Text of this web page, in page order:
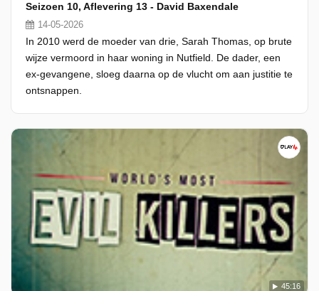
Seizoen 10, Aflevering 13 - David Baxendale
14-05-2026
In 2010 werd de moeder van drie, Sarah Thomas, op brute
wijze vermoord in haar woning in Nutfield. De dader, een
ex-gevangene, sloeg daarna op de vlucht om aan justitie te
ontsnappen.
45:16